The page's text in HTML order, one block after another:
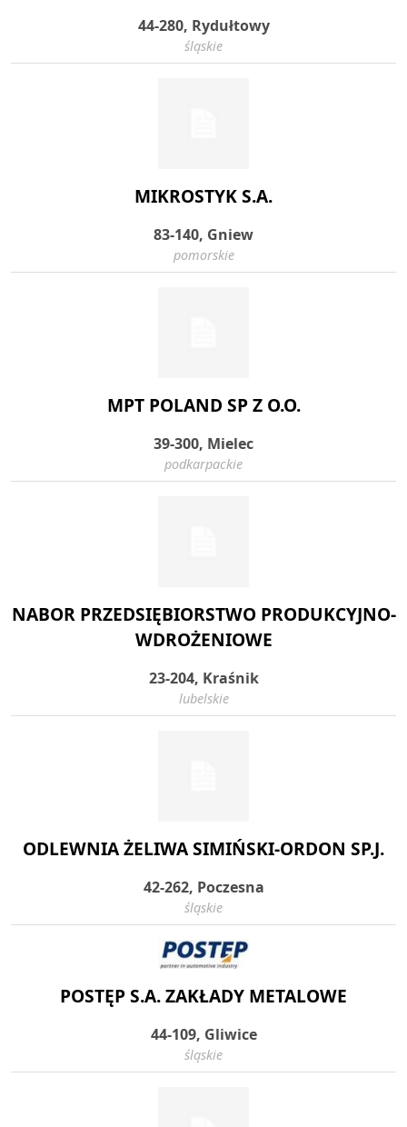
44-280, Rydułtowy
śląskie
MIKROSTYK S.A.
83-140, Gniew
pomorskie
MPT POLAND SP Z O.O.
39-300, Mielec
podkarpackie
NABOR PRZEDSIĘBIORSTWO PRODUKCYJNO-
WDROŻENIOWE
23-204, Kraśnik
lubelskie
ODLEWNIA ŻELIWA SIMIŃSKI-ORDON SP.J.
42-262, Poczesna
śląskie
POSTĘP S.A. ZAKŁADY METALOWE
44-109, Gliwice
śląskie